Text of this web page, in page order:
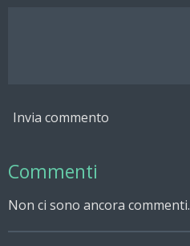
Invia commento
Commenti
Non ci sono ancora commenti.